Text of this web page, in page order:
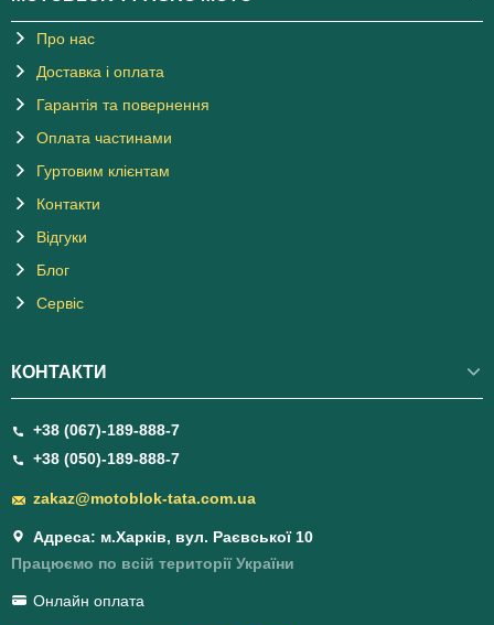
Про нас
Доставка і оплата
Гарантія та повернення
Оплата частинами
Гуртовим клієнтам
Контакти
Відгуки
Блог
Сервіс
КОНТАКТИ
+38 (067)-189-888-7
+38 (050)-189-888-7
zakaz@motoblok-tata.com.ua
Адреса: м.Харків, вул. Раєвської 10
Працюємо по всій території України
Онлайн оплата